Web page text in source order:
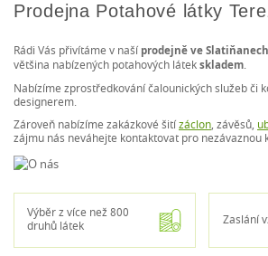
Prodejna Potahové látky
Rádi Vás přivítáme v naší prodejně ve Slatiňanech
většina nabízených potahových látek skladem.
Nabízíme zprostředkování čalounických služeb či
designerem.
Zároveň nabízíme zakázkové šitízáclon, závěsů,
zájmu nás neváhejte kontaktovat pro nezávaznou
Výběr z více než 800
druhů látek
Zaslání